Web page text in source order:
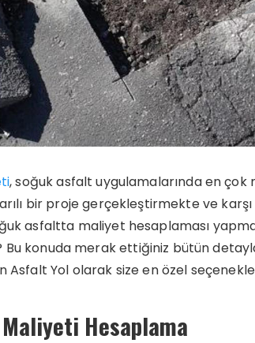
, soğuk asfalt uygulamalarında en
bir proje gerçekleştirmekte ve
asfaltta maliyet hesaplaması
Bu konuda merak ettiğiniz bütün
Asfalt Yol olarak size en özel
Hesaplama